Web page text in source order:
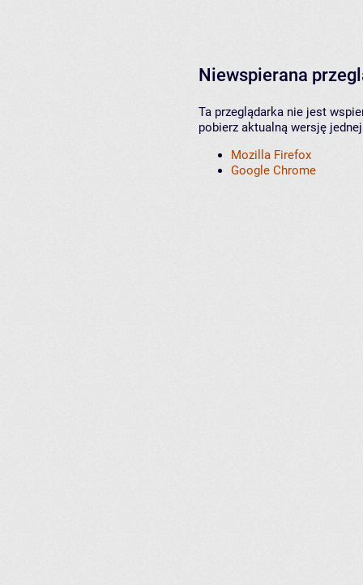
Niewspierana
Ta przeglądarka nie jest
pobierz aktualną wersję
Mozilla Firefox
Google Chrome